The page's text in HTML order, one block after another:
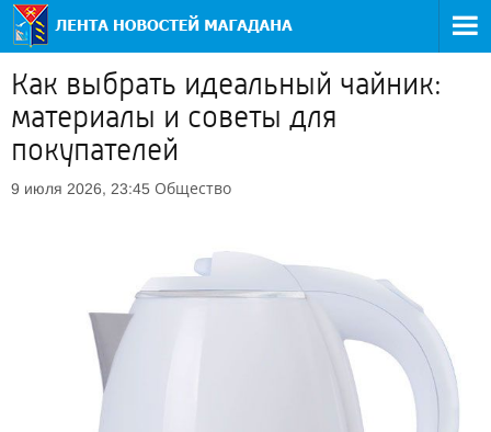
Как выбрать идеальный чайник:
материалы и советы для
покупателей
9 июля 2026, 23:45 Общество